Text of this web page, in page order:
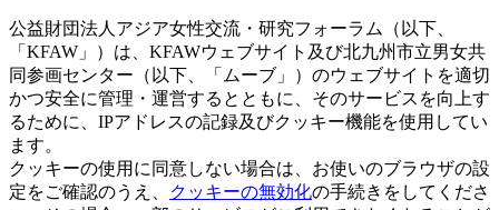
公益財団法人アジア女性交流・研究フォーラム（以下、
「KFAW」）は、KFAWウェブサイト及び北九州市立男女共
同参画センター（以下、「ムーブ」）のウェブサイトを適切
かつ安全に管理・運営するとともに、そのサービスを向上す
るために、IPアドレスの記録及びクッキー機能を使用してい
ます。
クッキーの使用に同意しない場合は、お使いのブラウザの設
定をご確認のうえ、
クッキーの無効化の手続きをしてくださ